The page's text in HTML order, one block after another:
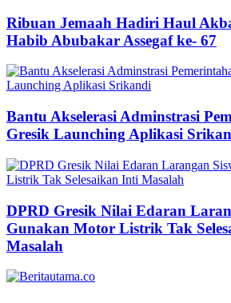
Ribuan Jemaah Hadiri Haul
Habib Abubakar Assegaf ke- 67
Bantu Akselerasi Adminstrasi
Gresik Launching Aplikasi
DPRD Gresik Nilai Edaran
Gunakan Motor Listrik Tak
Masalah